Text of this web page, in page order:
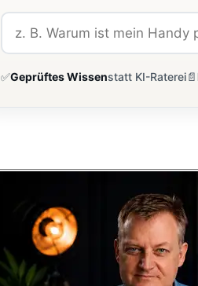
✅Geprüftes Wissenstatt KI-Raterei📄